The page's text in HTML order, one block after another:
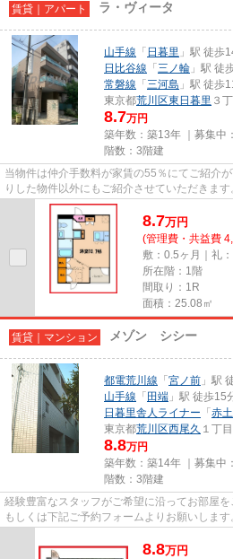
賃貸｜アパート ラ・ヴィータ
山手線 「 日暮里 」駅 徒歩
日比谷線 「 三ノ輪 」駅 徒
常磐線 「 三河島 」駅 徒歩
東京都荒川区東日暮里 ３
8.7万円
築年数：築13年 ｜募集中：
階数：3階建
当物件は仲介手数料が家賃の55％にてご紹介
りした物件以外にもご紹介させていただきます
8.7万円
(管理費・共益費
敷：0.5ヶ月｜礼
所在階：1階
間取り：1R
面積：25.08㎡
賃貸｜マンション メゾン シシー
都電荒川線 「 宮ノ前 」駅
山手線 「 田端 」駅 徒歩15
日暮里舎人ライナー 「 赤
東京都荒川区西尾久 １丁目
8.8万円
築年数：築14年 ｜募集中：
階数：3階建
経験豊富なスタッフがご希望に沿ってお部屋
もしくは下記ご予約フォームよりお願いします
8.8万円